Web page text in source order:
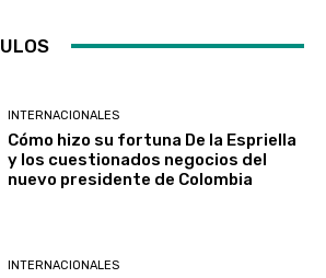
INTERNACIONALES
Cómo hizo su fortuna De la Espriella
y los cuestionados negocios del
nuevo presidente de Colombia
INTERNACIONALES